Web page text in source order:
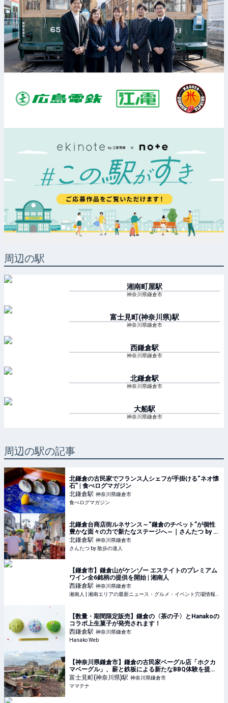
周辺の駅
湘南町屋駅
神奈川県鎌倉市
富士見町(神奈川県)駅
神奈川県鎌倉市
西鎌倉駅
神奈川県鎌倉市
北鎌倉駅
神奈川県鎌倉市
大船駅
神奈川県鎌倉市
周辺の駅の記事
北鎌倉の古民家でフランス人シェフが手掛ける“ネオ懐
石” | 食べログマガジン
北鎌倉駅 神奈川県鎌倉市
食べログマガジン
北鎌倉台商店街ルネサンス～“鎌倉のチベット”が個性
豊かな面々の力で新たなステージへ～｜さんたつ by 散
歩の達人
北鎌倉駅 神奈川県鎌倉市
さんたつ by 散歩の達人
【鎌倉市】鎌倉山がケンゾー エステイトのプレミアム
ワイン全6銘柄の提供を開始 | 湘南人
西鎌倉駅 神奈川県鎌倉市
【数量・期間限定販売】鎌倉の〈茶の子〉とHanakoの
コラボ上生菓子が発売されます！
西鎌倉駅 神奈川県鎌倉市
Hanako Web
【神奈川県鎌倉市】鎌倉の古民家ベーグル店「ホクカ
マベーグル」、薪と鉄板による新たなBBQ体験を提供 |
ママテナ
富士見町(神奈川県)駅 神奈川県鎌倉市
ママテナ